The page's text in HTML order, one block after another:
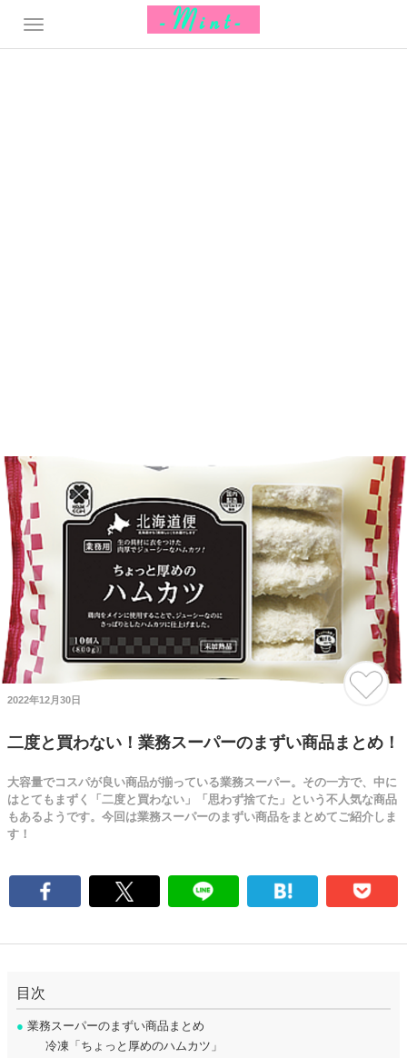
2022年12月30日
二度と買わない！業務スーパーのまずい商品まとめ！
大容量でコスパが良い商品が揃っている業務スーパー。その一方で、中に
はとてもまずく「二度と買わない」「思わず捨てた」という不人気な商品
もあるようです。今回は業務スーパーのまずい商品をまとめてご紹介しま
す！
目次
● 業務スーパーのまずい商品まとめ
冷凍「ちょっと厚めのハムカツ」